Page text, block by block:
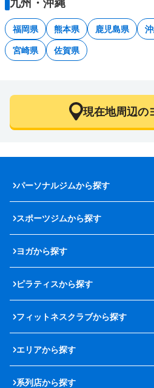
九州・沖縄
福岡県 熊本県 鹿児島県
宮崎県 佐賀県
現在地周辺の
パーソナルジムから探す
スポーツジムから探す
ヨガから探す
ピラティスから探す
フィットネスクラブから探す
エリアから探す
系列店から探す